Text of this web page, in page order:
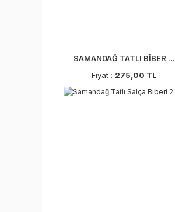
SAMANDAĞ TATLI BİBER ...
Fiyat : 275,00 TL